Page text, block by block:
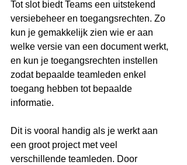
Tot slot biedt Teams een uitstekend
versiebeheer en toegangsrechten. Zo
kun je gemakkelijk zien wie er aan
welke versie van een document werkt,
en kun je toegangsrechten instellen
zodat bepaalde teamleden enkel
toegang hebben tot bepaalde
informatie.
Dit is vooral handig als je werkt aan
een groot project met veel
verschillende teamleden. Door